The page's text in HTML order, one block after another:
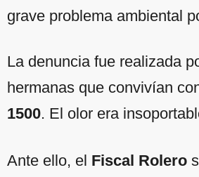
grave problema ambiental
La denuncia fue realizada
hermanas que convivían
1500. El olor era
Ante ello, el Fiscal Rolero